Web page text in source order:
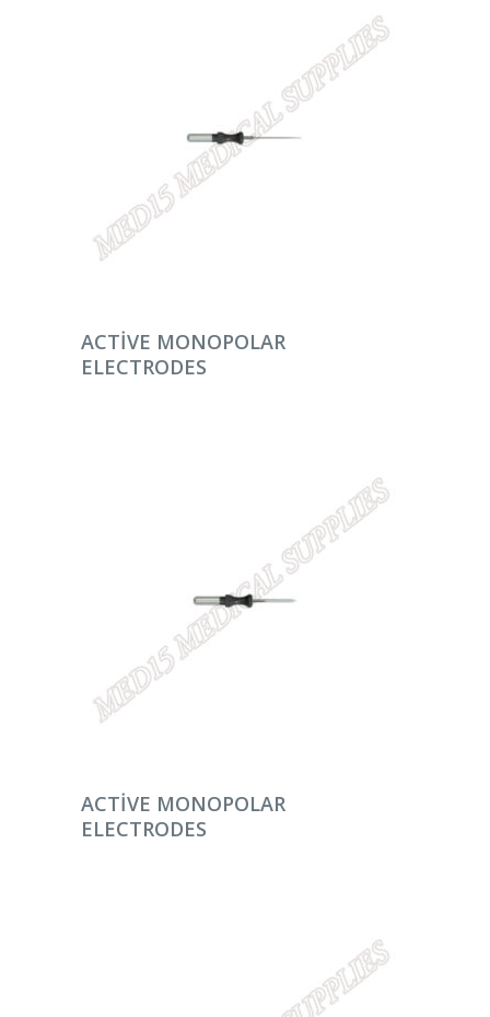
DEVAMINI OKU
ACTIVE MONOPOLAR
ELECTRODES
DEVAMINI OKU
ACTIVE MONOPOLAR
ELECTRODES